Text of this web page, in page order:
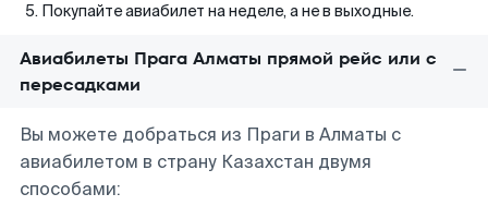
Покупайте авиабилет на неделе, а не в выходные.
Авиабилеты Прага Алматы прямой рейс или с
пересадками
Вы можете добраться из Праги в Алматы с
авиабилетом в страну Казахстан двумя
способами: